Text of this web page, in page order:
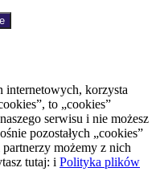
internetowych, korzysta
to „cookies”
serwisu i nie możesz
pozostałych „cookies”
możemy z nich
tutaj: i Polityka plików